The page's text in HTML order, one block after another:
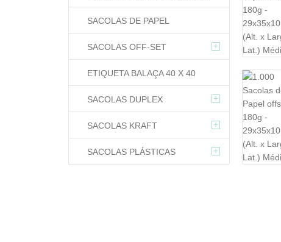
SACOLAS DE PAPEL
SACOLAS OFF-SET +
ETIQUETA BALAÇA 40 X 40
SACOLAS DUPLEX +
SACOLAS KRAFT +
SACOLAS PLÁSTICAS +